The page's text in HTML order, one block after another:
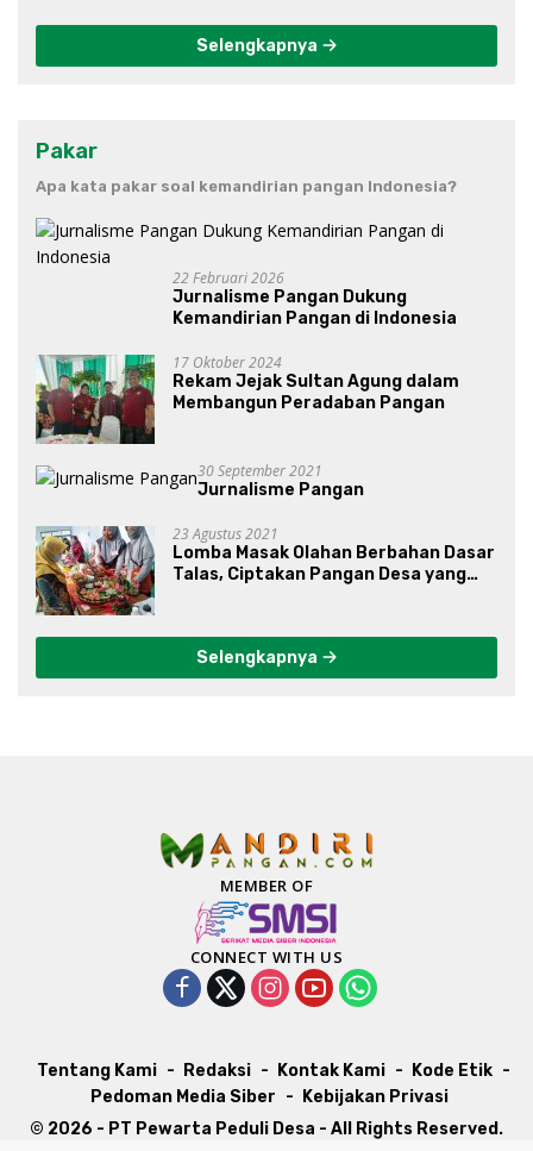
Selengkapnya
Pakar
Apa kata pakar soal kemandirian pangan Indonesia?
22 Februari 2026
Jurnalisme Pangan Dukung
Kemandirian Pangan di Indonesia
17 Oktober 2024
Rekam Jejak Sultan Agung dalam
Membangun Peradaban Pangan
30 September 2021
Jurnalisme Pangan
23 Agustus 2021
Lomba Masak Olahan Berbahan Dasar
Talas, Ciptakan Pangan Desa yang
Selengkapnya
MEMBER OF
CONNECT WITH US
Tentang Kami Redaksi Kontak Kami
Kode Etik
Pedoman Media Siber
Kebijakan Privasi
© 2026 - PT Pewarta Peduli Desa - All Rights Reserved.